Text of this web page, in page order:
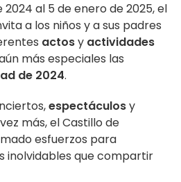
2024 al 5 de enero de 2025, el
a los niños y a sus padres
actosy actividades
más especiales las
de 2024.
espectáculosy
más, el Castillo de
esfuerzos para
inolvidables que compartir